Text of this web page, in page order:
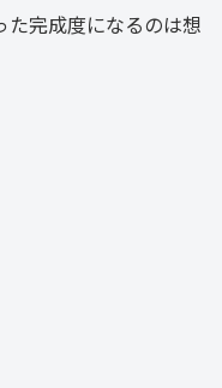
た完成度になるのは想